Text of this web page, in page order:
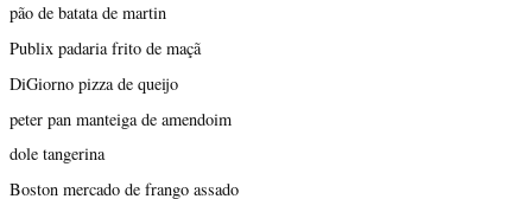
pão de batata de martin
Publix padaria frito de maçã
DiGiorno pizza de queijo
peter pan manteiga de amendoim
dole tangerina
Boston mercado de frango assado